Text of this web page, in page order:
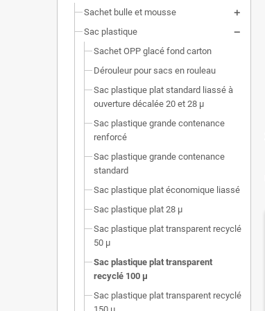
Sachet bulle et mousse
Sac plastique
Sachet OPP glacé fond carton
Dérouleur pour sacs en rouleau
Sac plastique plat standard liassé à
ouverture décalée 20 et 28 µ
Sac plastique grande contenance
renforcé
Sac plastique grande contenance
standard
Sac plastique plat économique liassé
Sac plastique plat 28 µ
Sac plastique plat transparent recyclé
50 µ
Sac plastique plat transparent
recyclé 100 µ
Sac plastique plat transparent recyclé